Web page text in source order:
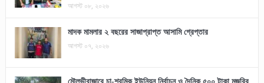
আগস্ট ০৮, ২০২৬
মাদক মামলার ২ বছরের সাজাপ্রাপ্ত আসামি গ্রেপ্তার
আগস্ট ০৭, ২০২৬